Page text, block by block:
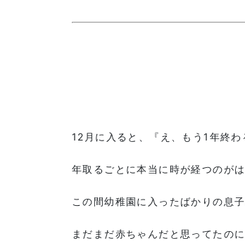
12月に入ると、『え、もう1年終
年取るごとに本当に時が経つのが
この間幼稚園に入ったばかりの息
まだまだ赤ちゃんだと思ってたの